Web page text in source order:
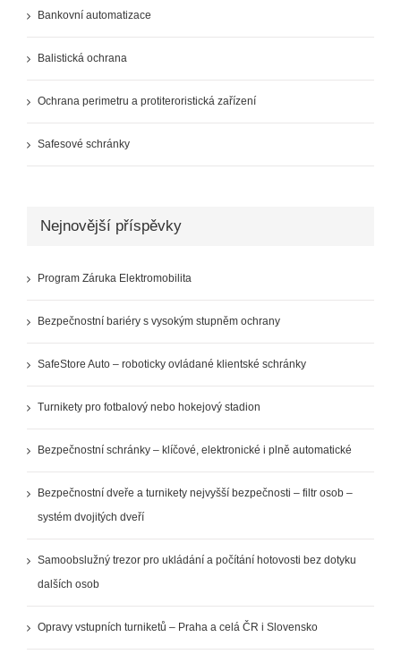
Bankovní automatizace
Balistická ochrana
Ochrana perimetru a protiteroristická zařízení
Safesové schránky
Nejnovější příspěvky
Program Záruka Elektromobilita
Bezpečnostní bariéry s vysokým stupněm ochrany
SafeStore Auto – roboticky ovládané klientské schránky
Turnikety pro fotbalový nebo hokejový stadion
Bezpečnostní schránky – klíčové, elektronické i plně automatické
Bezpečnostní dveře a turnikety nejvyšší bezpečnosti – filtr osob –
systém dvojitých dveří
Samoobslužný trezor pro ukládání a počítání hotovosti bez dotyku
dalších osob
Opravy vstupních turniketů – Praha a celá ČR i Slovensko